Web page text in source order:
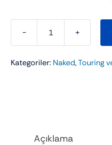
RKS
adet
Kategoriler: Naked,Touring
Açıklama